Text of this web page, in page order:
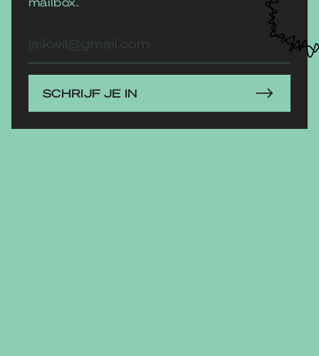
mailadres
SCHRIJF JE IN